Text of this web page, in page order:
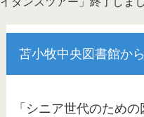
苫小牧中央図書館か
「シニア世代のため